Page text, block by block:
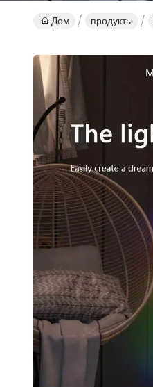
Дом продукты